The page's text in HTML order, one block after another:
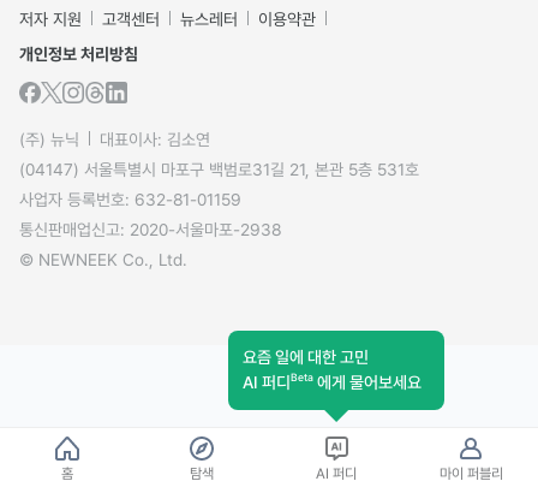
저자 지원 고객센터 뉴스레터
이용약관
개인정보 처리방침
(주) 뉴닉
대표이사: 김소연
(04147) 서울특별시 마포구 백범로31길 21, 본관 5층 531호
사업자 등록번호: 632-81-01159
통신판매업신고: 2020-서울마포-2938
© NEWNEEK Co., Ltd.
홈 탐색
요즘 일에 대한 고민
AI 퍼디Beta 에게 물어보세요
AI 퍼디 마이 퍼블리